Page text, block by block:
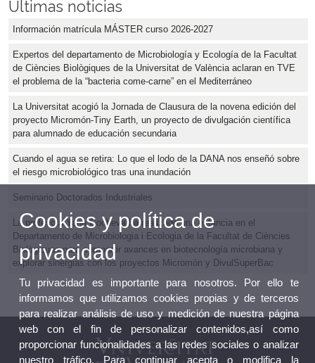
Últimas noticias
Información matrícula MÁSTER curso 2026-2027
Expertos del departamento de Microbiología y Ecología de la Facultat
de Ciències Biològiques de la Universitat de València aclaran en TVE
el problema de la “bacteria come-carne” en el Mediterráneo
La Universitat acogió la Jornada de Clausura de la novena edición del
proyecto Micromón-Tiny Earth, un proyecto de divulgación científica
para alumnado de educación secundaria
Cuando el agua se retira: Lo que el lodo de la DANA nos enseñó sobre
el riesgo microbiológico tras una inundación
Seminario Doctorados Industriales
La profesora Yana Gocheva ha realizado una estancia en el
Departamento de Microbiologia i Ecologia de la Facultat de Ciències
Biològiques para compartir avances en biotecnología microbiana y
explorar sinergias con los proyectos Micromón y DivulSuperBac
Cookies y política de
privacidad
Tu privacidad es importante para nosotros. Por ello te
informamos que utilizamos cookies propias y de terceros
para realizar análisis de uso y medición de nuestra página
web con el fin de personalizar contenidos,así como
proporcionar funcionalidades a las redes sociales o analizar
nuestro tráfico. Para continuar acepta o modifica la